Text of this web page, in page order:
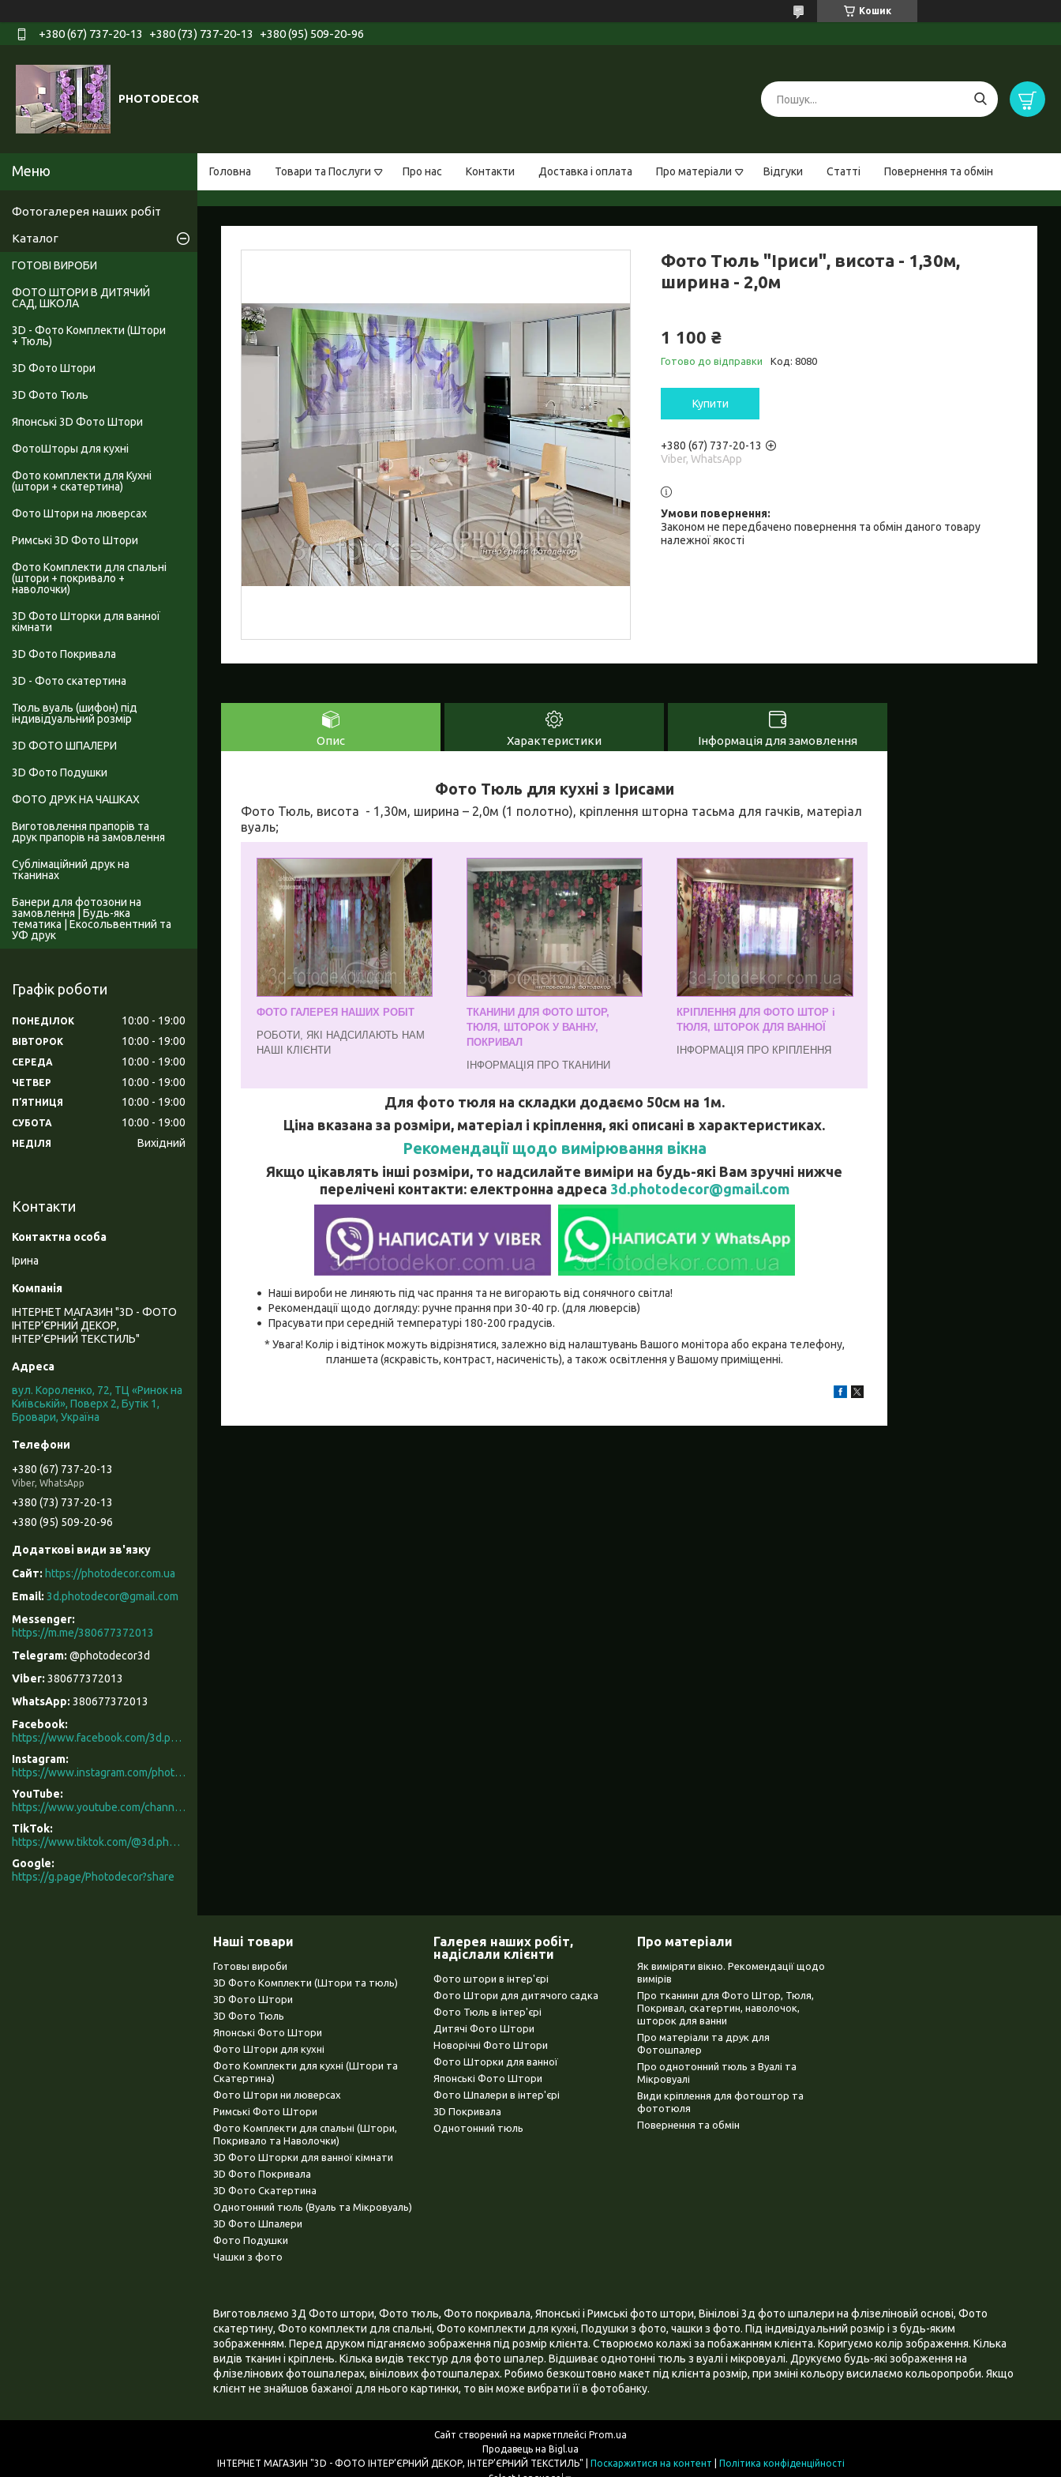
Кошик
+380 (67) 737-20-13 +380 (73) 737-20-13 +380 (95) 509-20-96
PHOTODECOR
Головна Товари та Послуги Про нас Контакти Доставка і оплата Про матеріали Відгуки Статті Повернення та обмін
Фото Тюль "Іриси", висота - 1,30м,
ширина - 2,0м
1 100 ₴
Готово до відправки Код: 8080
Купити
+380 (67) 737-20-13
Viber, WhatsApp
Законом не передбачено повернення та обмін даного товару
належної якості
Опис Характеристики Інформація для замовлення
Фото Тюль для кухні з Ірисами
Фото Тюль, висота - 1,30м, ширина – 2,0м (1 полотно), кріплення шторна тасьма для гачків, матеріал
вуаль;
ФОТО ГАЛЕРЕЯ НАШИХ РОБІТ
РОБОТИ, ЯКІ НАДСИЛАЮТЬ НАМ
НАШІ КЛІЄНТИ
ТКАНИНИ ДЛЯ ФОТО ШТОР,
ТЮЛЯ, ШТОРОК У ВАННУ,
ПОКРИВАЛ
ІНФОРМАЦІЯ ПРО ТКАНИНИ
КРІПЛЕННЯ ДЛЯ ФОТО ШТОР і
ТЮЛЯ, ШТОРОК ДЛЯ ВАННОЇ
ІНФОРМАЦІЯ ПРО КРІПЛЕННЯ
Для фото тюля на складки додаємо 50см на 1м.
Ціна вказана за розміри, матеріал і кріплення, які описані в характеристиках.
Рекомендації щодо вимірювання вікна
Якщо цікавлять інші розміри, то надсилайте виміри на будь-які Вам зручні нижче
перелічені контакти: електронна адреса 3d.photodecor@gmail.com
Наші вироби не линяють під час прання та не вигорають від сонячного світла!
Рекомендації щодо догляду: ручне прання при 30-40 гр. (для люверсів)
Прасувати при середній температурі 180-200 градусів.
* Увага! Колір і відтінок можуть відрізнятися, залежно від налаштувань Вашого монітора або екрана телефону,
планшета (яскравість, контраст, насиченість), а також освітлення у Вашому приміщенні.
Фотогалерея наших робіт
Каталог
ГОТОВІ ВИРОБИ
ФОТО ШТОРИ В ДИТЯЧИЙ
САД, ШКОЛА
3D - Фото Комплекти (Штори
+ Тюль)
3D Фото Штори
3D Фото Тюль
Японські 3D Фото Штори
ФотоШторы для кухні
Фото комплекти для Кухні
(штори + скатертина)
Фото Штори на люверсах
Римські 3D Фото Штори
Фото Комплекти для спальні
(штори + покривало +
наволочки)
3D Фото Шторки для ванної
кімнати
3D Фото Покривала
3D - Фото скатертина
Тюль вуаль (шифон) під
індивідуальний розмір
3D ФОТО ШПАЛЕРИ
3D Фото Подушки
ФОТО ДРУК НА ЧАШКАХ
Виготовлення прапорів та
друк прапорів на замовлення
Сублімаційний друк на
тканинах
Банери для фотозони на
замовлення | Будь-яка
тематика | Екосольвентний та
УФ друк
Графік роботи
ПОНЕДІЛОК 10:00 19:00
ВІВТОРОК 10:00 19:00
СЕРЕДА 10:00 19:00
ЧЕТВЕР 10:00 19:00
ПʼЯТНИЦЯ 10:00 19:00
СУБОТА 10:00 19:00
НЕДІЛЯ Вихідний
Контакти
Ірина
ІНТЕРНЕТ МАГАЗИН "3D - ФОТО
ІНТЕР’ЄРНИЙ ДЕКОР,
ІНТЕР’ЄРНИЙ ТЕКСТИЛЬ"
вул. Короленко, 72, ТЦ «Ринок на
Київській», Поверх 2, Бутік 1,
Бровари, Україна
+380 (67) 737-20-13
Viber, WhatsApp
+380 (73) 737-20-13
+380 (95) 509-20-96
https://photodecor.com.ua
3d.photodecor@gmail.com
https://m.me/380677372013
@photodecor3d
380677372013
380677372013
Facebook
https://www.facebook.com/3d.photodecor/
Instagram
https://www.instagram.com/photodecor.com.ua/
YouTube
https://www.youtube.com/channel/UCXCUerfqRY1Pw7-IptdbqyA/videos
TikTok
https://www.tiktok.com/@3d.photodecor?is_from_webapp=1&sender_device=pc
Google
https://g.page/Photodecor?share
Наші товари
Готовы вироби
3D Фото Комплекти (Штори та тюль)
3D Фото Штори
3D Фото Тюль
Японські Фото Штори
Фото Штори для кухні
Фото Комплекти для кухні (Штори та
Скатертина)
Фото Штори ни люверсах
Римські Фото Штори
Фото Комплекти для спальні (Штори,
Покривало та Наволочки)
3D Фото Шторки для ванної кімнати
3D Фото Покривала
3D Фото Скатертина
Однотонний тюль (Вуаль та Мікровуаль)
3D Фото Шпалери
Фото Подушки
Чашки з фото
Галерея наших робіт,
надіслали клієнти
Фото штори в інтер'єрі
Фото Штори для дитячого садка
Фото Тюль в інтер'єрі
Дитячі Фото Штори
Новорічні Фото Штори
Фото Шторки для ванної
Японські Фото Штори
Фото Шпалери в інтер'єрі
3D Покривала
Однотонний тюль
Про матеріали
Як виміряти вікно. Рекомендації щодо
вимірів
Про тканини для Фото Штор, Тюля,
Покривал, скатертин, наволочок,
шторок для ванни
Про матеріали та друк для
Фотошпалер
Про однотонний тюль з Вуалі та
Мікровуалі
Види кріплення для фотоштор та
фототюля
Повернення та обмін
Виготовляємо 3Д Фото штори, Фото тюль, Фото покривала, Японські і Римські фото штори, Вінілові 3д фото шпалери на флізеліновій основі, Фото
скатертину, Фото комплекти для спальні, Фото комплекти для кухні, Подушки з фото, чашки з фото. Під індивідуальний розмір і з будь-яким
зображенням. Перед друком підганяємо зображення під розмір клієнта. Створюємо колажі за побажанням клієнта. Коригуємо колір зображення. Кілька
видів тканин і кріплень. Кілька видів текстур для фото шпалер. Відшиває однотонні тюль з вуалі і мікровуалі. Друкуємо будь-які зображення на
флізелінових фотошпалерах, вінілових фотошпалерах. Робимо безкоштовно макет під клієнта розмір, при зміні кольору висилаємо кольоропроби. Якщо
клієнт не знайшов бажаної для нього картинки, то він може вибрати її в фотобанку.
Сайт створений на маркетплейсі Prom.ua
Продавець на Bigl.ua
Поскаржитися на контент
Політика конфіденційності